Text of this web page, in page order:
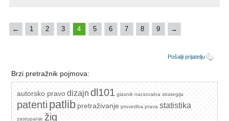
← 1 2 3 4 5 6 7 8 9 →
Pošalji prijatelju
Brzi pretražnik pojmova:
autorsko pravo dizajn dl101 glasnik nacionalna strategija
patenti patlib pretraživanje provedba prava statistika
zastupanje žig